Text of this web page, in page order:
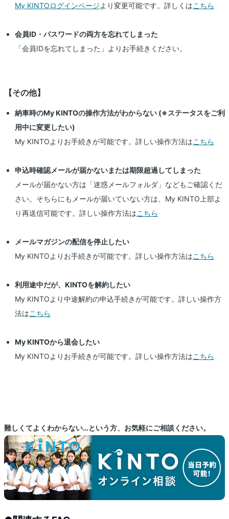
My KINTOログインページより変更可能です。詳しくはこちら
会員ID・パスワードの両方を忘れてしまった
「会員IDを忘れてしまった」よりお手続きください。
【その他】
納車時のMy KINTOの操作方法がわからない (※ステータスをご利
用中に変更したい)
My KINTOよりお手続きが可能です。詳しい操作方法はこちら
申込時確認メールが届かないまたは期限超過してしまった
メールが届かない方は「迷惑メールフォルダ」などもご確認くだ
さい。そちらにもメールが届いていない方は、My KINTO上部よ
り再送信可能です。詳しい操作方法はこちら
メールマガジンの配信を停止したい
My KINTOよりお手続きが可能です。詳しい操作方法はこちら
利用途中だが、KINTOを解約したい
My KINTOより中途解約の申込手続きが可能です。詳しい操作方
法はこちら
My KINTOから退会したい
My KINTOよりお手続きが可能です。詳しい操作方法はこちら
難しくてよくわからない…という方、お気軽にご相談ください。